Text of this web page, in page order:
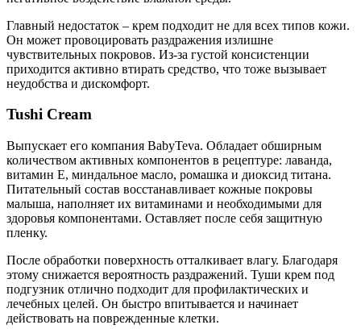
Главный недостаток – крем подходит не для всех типов кожи.
Он может провоцировать раздражения излишне
чувствительных покровов. Из-за густой консистенции
приходится активно втирать средство, что тоже вызывает
неудобства и дискомфорт.
Tushi Cream
Выпускает его компания BabyTeva. Обладает обширным
количеством активных компонентов в рецептуре: лаванда,
витамин Е, миндальное масло, ромашка и диоксид титана.
Питательный состав восстанавливает кожные покровы
малыша, наполняет их витаминами и необходимыми для
здоровья компонентами. Оставляет после себя защитную
пленку.
После обработки поверхность отталкивает влагу. Благодаря
этому снижается вероятность раздражений. Туши крем под
подгузник отлично подходит для профилактических и
лечебных целей. Он быстро впитывается и начинает
действовать на поврежденные клетки.